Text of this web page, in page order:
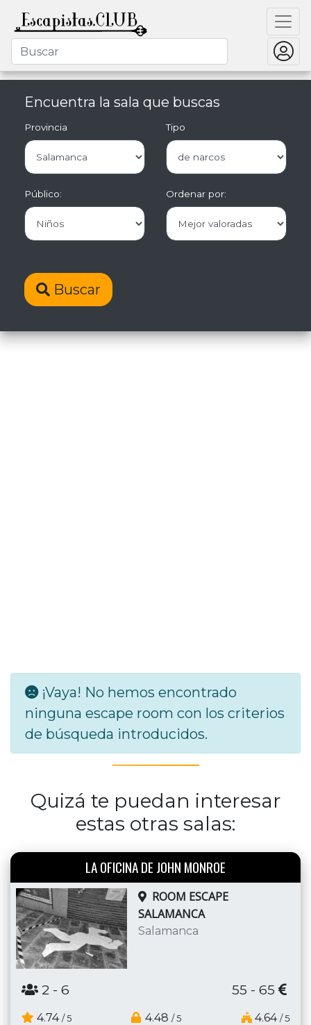
Encuentra la sala que buscas
Provincia Tipo
Público: Ordenar por:
Buscar
¡Vaya! No hemos encontrado
ninguna escape room con los criterios
de búsqueda introducidos.
Quizá te puedan interesar
estas otras salas:
LA OFICINA DE JOHN MONROE
ROOM ESCAPE
SALAMANCA
Salamanca
2 - 6 55 - 65
4.74 / 5 4.48 / 5 4.64 / 5